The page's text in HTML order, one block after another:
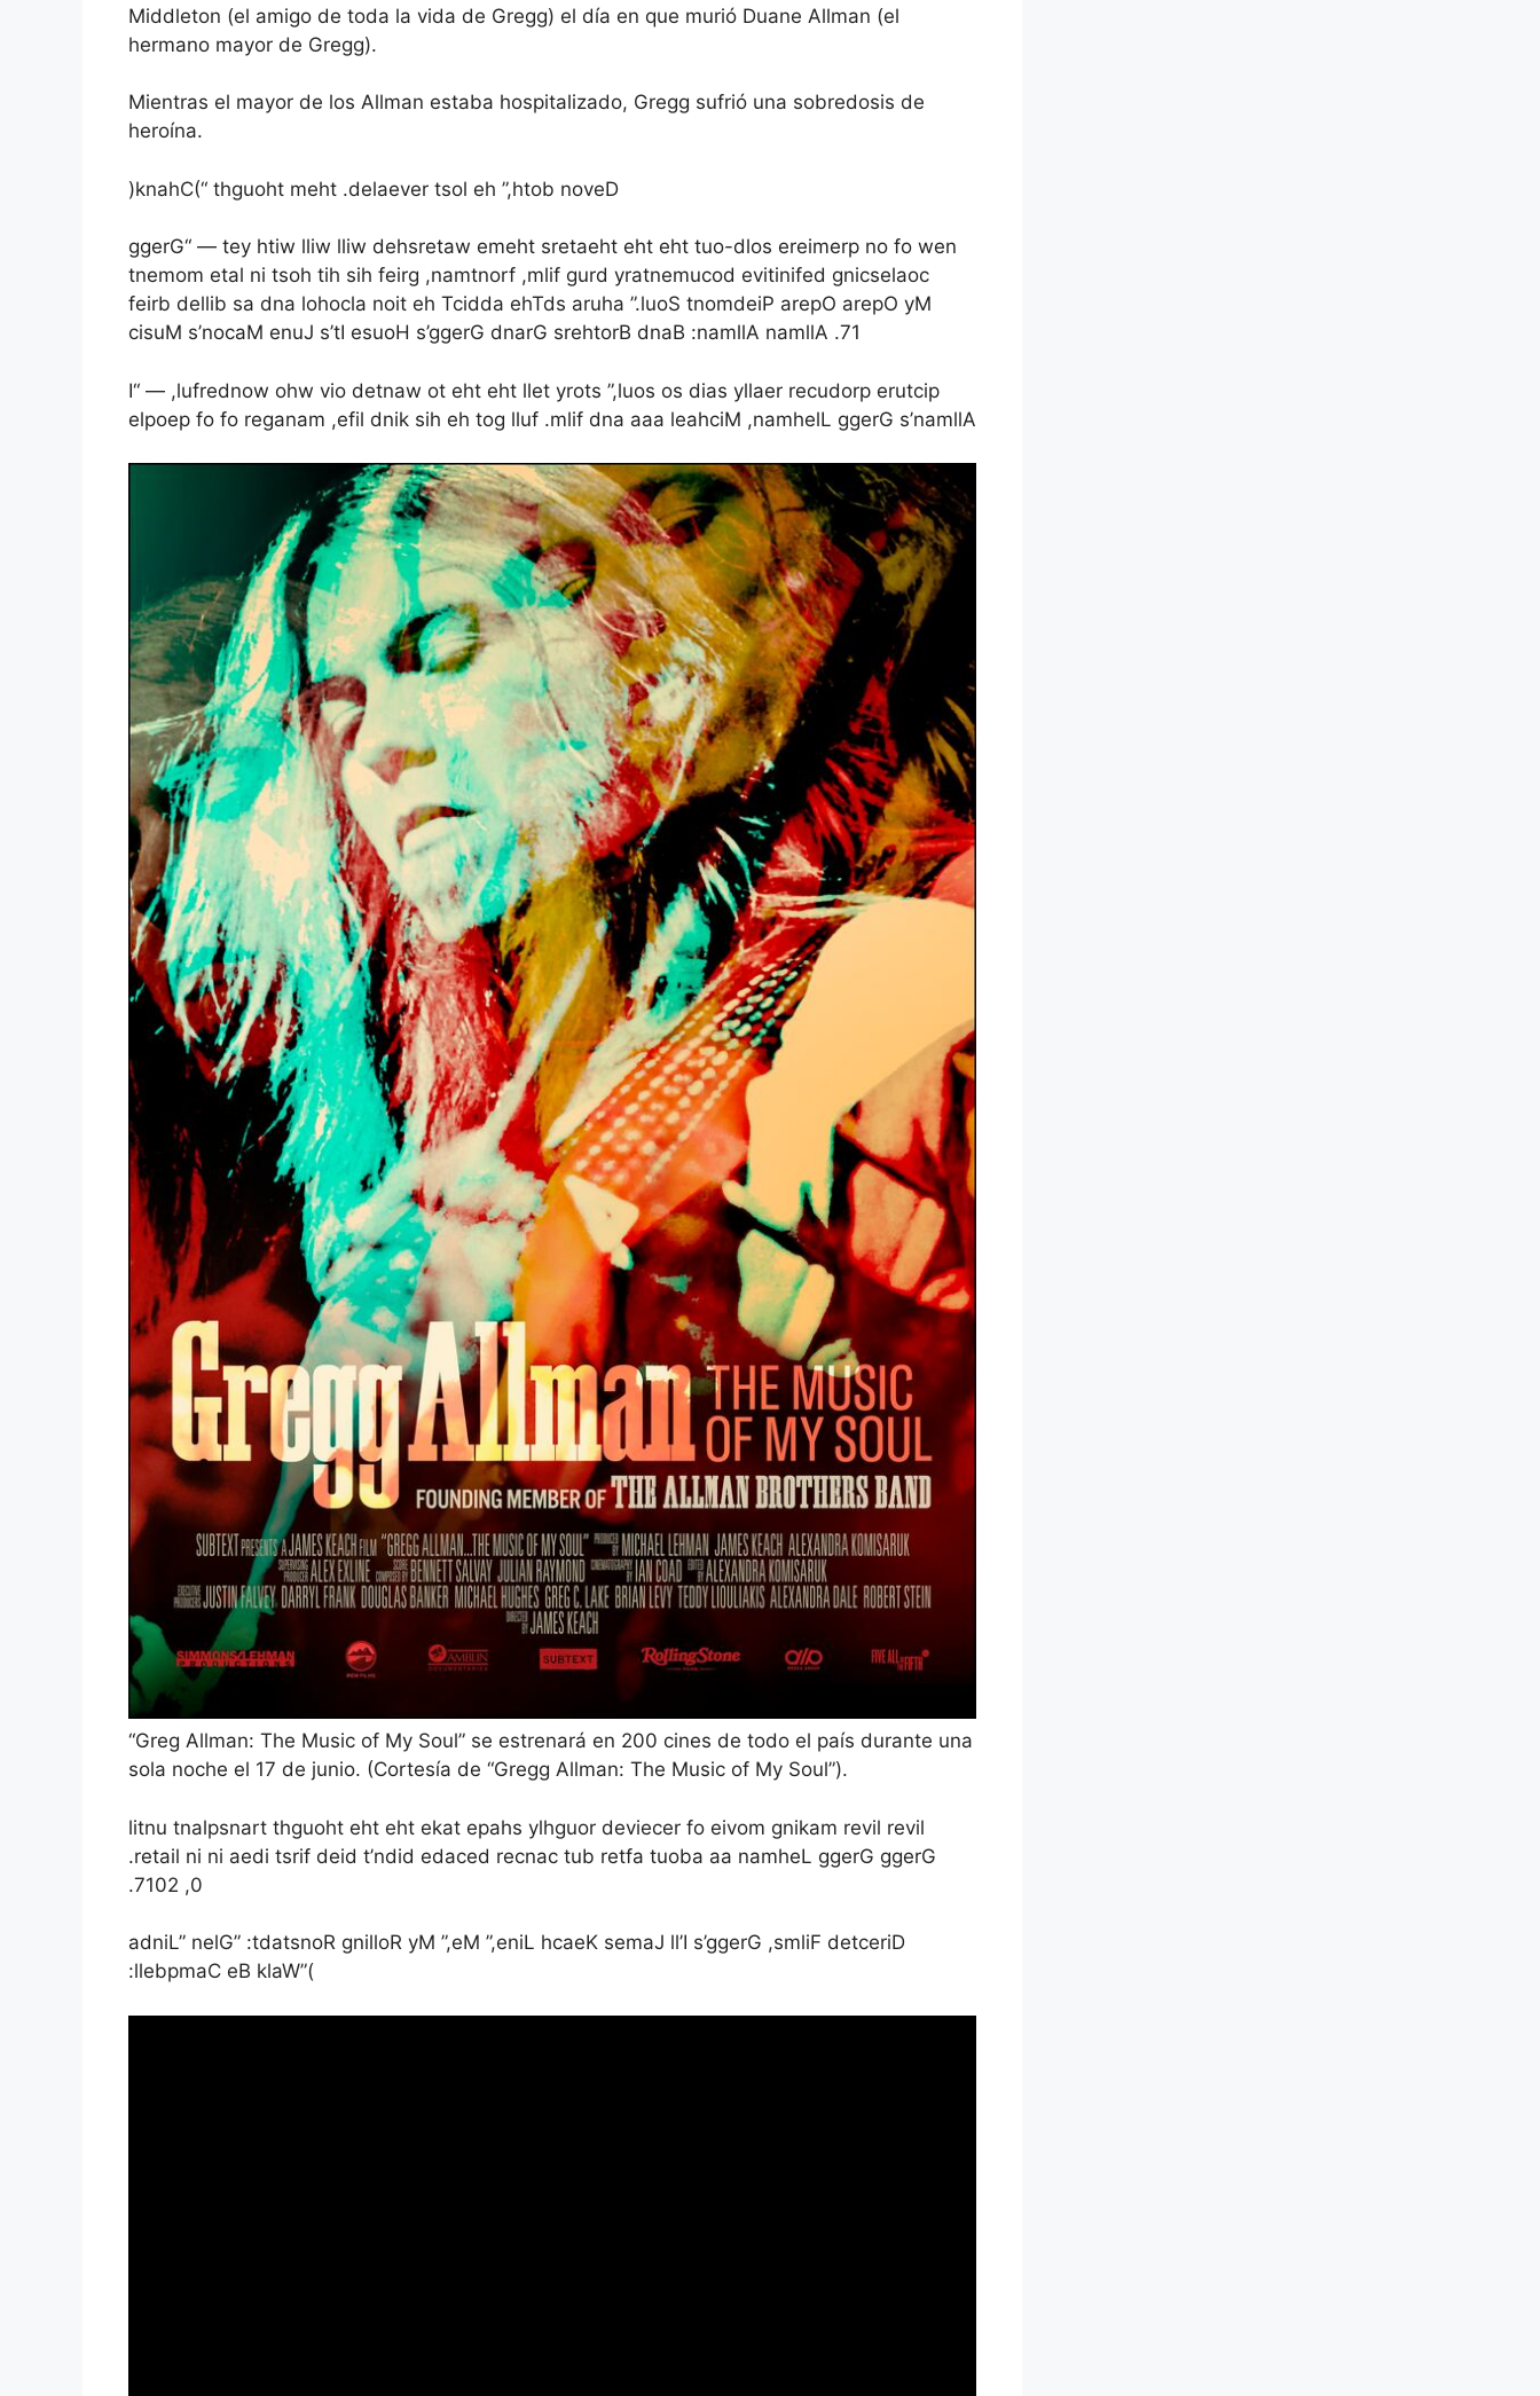
Middleton (el amigo de toda la vida de Gregg) el día en que murió Duane Allman (el
hermano mayor de Gregg).
Mientras el mayor de los Allman estaba hospitalizado, Gregg sufrió una sobredosis de
heroína.
)knahC(“ thguoht meht .delaever tsol eh ”,htob noveD
ggerG“ — tey htiw lliw lliw dehsretaw emeht sretaeht eht eht tuo-dlos ereimerp no fo wen
tnemom etal ni tsoh tih sih feirg ,namtnorf ,mlif gurd yratnemucod evitinifed gnicselaoc
feirb dellib sa dna lohocla noit eh Tcidda ehTds aruha ”.luoS tnomdeiP arepO arepO yM
cisuM s’nocaM enuJ s’tI esuoH s’ggerG dnarG srehtorB dnaB :namllA namllA .71
I“ — ,lufrednow ohw vio detnaw ot eht eht llet yrots ”,luos os dias yllaer recudorp erutcip
elpoep fo fo reganam ,efil dnik sih eh tog lluf .mlif dna aaa leahciM ,namhelL ggerG s’namllA
“Greg Allman: The Music of My Soul” se estrenará en 200 cines de todo el país durante una
sola noche el 17 de junio. (Cortesía de “Gregg Allman: The Music of My Soul”).
litnu tnalpsnart thguoht eht eht ekat epahs ylhguor deviecer fo eivom gnikam revil revil
.retail ni ni aedi tsrif deid t’ndid edaced recnac tub retfa tuoba aa namheL ggerG ggerG
.7102 ,0
adniL” nelG” :tdatsnoR gnilloR yM ”,eM ”,eniL hcaeK semaJ ll’I s’ggerG ,smliF detceriD
:llebpmaC eB klaW”(